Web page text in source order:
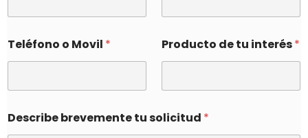
Teléfono o Movil * Producto de tu interés*
Describe brevemente tu solicitud *